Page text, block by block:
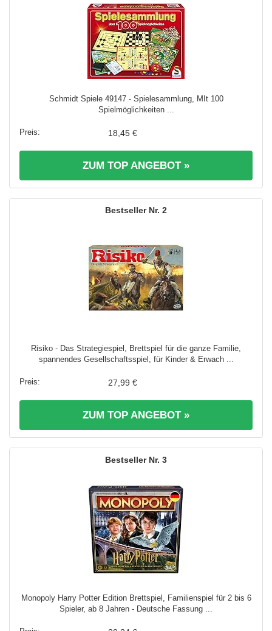
Schmidt Spiele 49147 - Spielesammlung, MIt 100
Spielmöglichkeiten ...
18,45 €
ZUM TOP ANGEBOT »
2
Risiko - Das Strategiespiel, Brettspiel für die ganze Familie,
spannendes Gesellschaftsspiel, für Kinder & Erwach ...
27,99 €
ZUM TOP ANGEBOT »
3
Monopoly Harry Potter Edition Brettspiel, Familienspiel für 2 bis 6
Spieler, ab 8 Jahren - Deutsche Fassung ...